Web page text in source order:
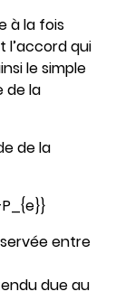
à la fois
l’accord qui
le simple
de la
de la
entre
due au